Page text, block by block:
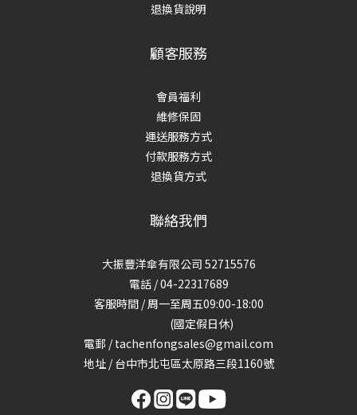
退換貨說明
顧客服務
會員福利
維修保固
運送服務方式
付款服務方式
退換貨方式
聯絡我們
大振豐洋傘有限公司 52715576
電話 / 04-22317689
客服時間 / 周一至周五09:00-18:00
(國定假日休)
電郵 / tachenfongsales@gmail.com
地址 / 台中市北屯區太原路三段1160號